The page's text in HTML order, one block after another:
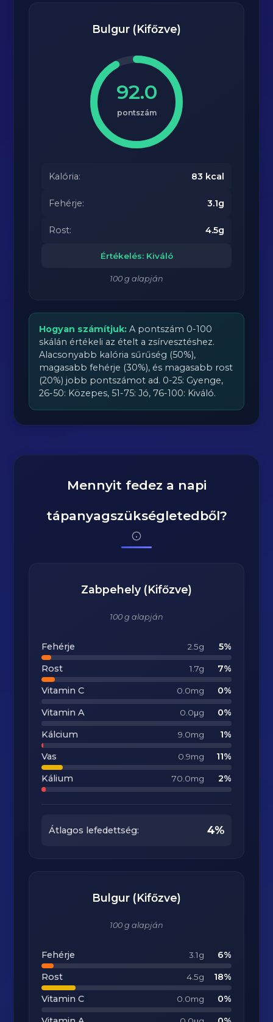
Bulgur (Kifőzve)
92.0
pontszám
Kalória: 83 kcal
Fehérje: 3.1g
Rost: 4.5g
Értékelés: Kiváló
100 g alapján
Hogyan számítjuk: A pontszám 0-100
skálán értékeli az ételt a zsírvesztéshez.
Alacsonyabb kalória sűrűség (50%),
magasabb fehérje (30%), és magasabb rost
(20%) jobb pontszámot ad. 0-25: Gyenge,
26-50: Közepes, 51-75: Jó, 76-100: Kiváló.
Mennyit fedez a napi
tápanyagszükségletedből?
Zabpehely (Kifőzve)
100 g alapján
Fehérje 2.5g
5%
Rost
1.7g
7%
Vitamin C
0.0mg
0%
Vitamin A
0.0μg
0%
Kálcium
9.0mg
1%
Vas
0.9mg
11%
Kálium
70.0mg 2%
Átlagos lefedettség: 4%
Bulgur (Kifőzve)
100 g alapján
Fehérje 3.1g
6%
Rost
4.5g
18%
Vitamin C
0.0mg
0%